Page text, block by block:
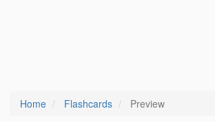
Home Flashcards Preview